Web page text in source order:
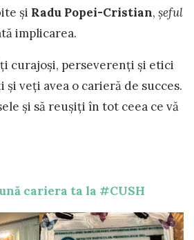
şi Radu Popei-Cristian, şeful
implicarea.
curajoși, perseverenți și etici
și veți avea o carieră de succes.
și să reușiți în tot ceea ce vă
cariera ta la #CUSH